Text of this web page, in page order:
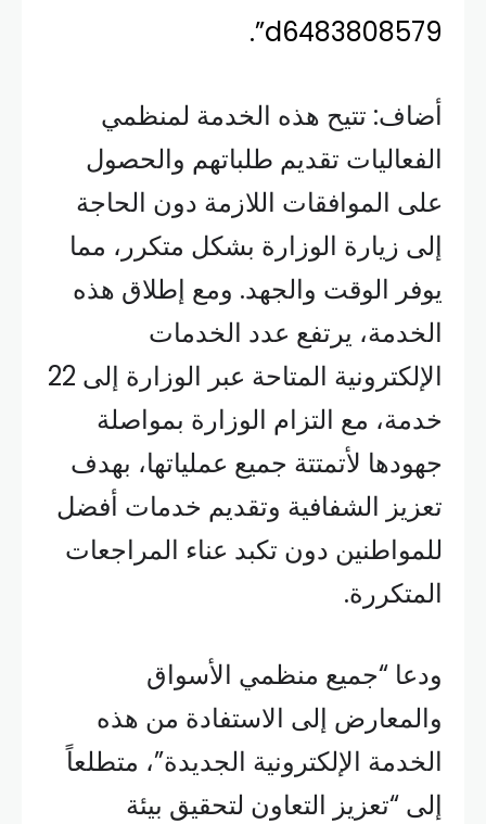
d6483808579”.
أضاف: تتيح هذه الخدمة لمنظمي
الفعاليات تقديم طلباتهم والحصول
على الموافقات اللازمة دون الحاجة
إلى زيارة الوزارة بشكل متكرر، مما
يوفر الوقت والجهد. ومع إطلاق هذه
الخدمة، يرتفع عدد الخدمات
الإلكترونية المتاحة عبر الوزارة إلى 22
خدمة، مع التزام الوزارة بمواصلة
جهودها لأتمتتة جميع عملياتها، بهدف
تعزيز الشفافية وتقديم خدمات أفضل
للمواطنين دون تكبد عناء المراجعات
المتكررة.
ودعا “جميع منظمي الأسواق
والمعارض إلى الاستفادة من هذه
الخدمة الإلكترونية الجديدة”، متطلعاً
إلى “تعزيز التعاون لتحقيق بيئة